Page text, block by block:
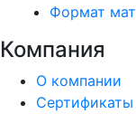
Формат
Компания
О компании
Сертификаты